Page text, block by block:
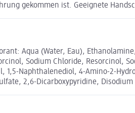
gekommen ist. Geeignete
Aqua (Water, Eau),
Sodium Chloride, Resorcinol,
1,5-Naphthalenediol, 4-Amino-2-
2,6-Dicarboxypyridine,